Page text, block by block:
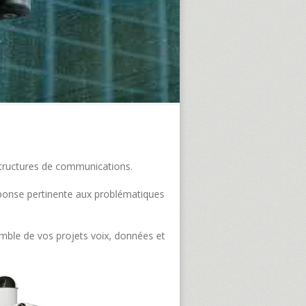
de communications.
pertinente aux problématiques
de vos projets voix, données et